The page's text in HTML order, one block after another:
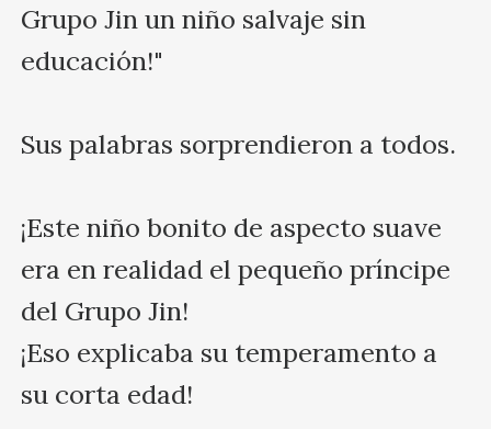
Grupo Jin un niño salvaje sin
educación!"
Sus palabras sorprendieron a todos.
¡Este niño bonito de aspecto suave
era en realidad el pequeño príncipe
del Grupo Jin!
¡Eso explicaba su temperamento a
su corta edad!